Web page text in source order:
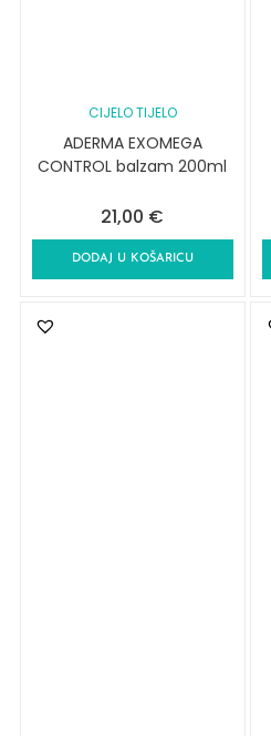
CIJELO TIJELO
ADERMA EXOMEGA
CONTROL balzam 200ml
21,00 €
DODAJ U KOŠARICU